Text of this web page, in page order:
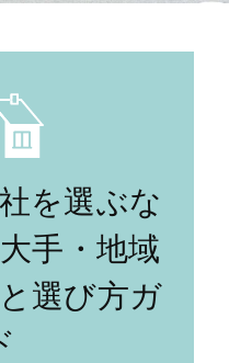
を選ぶな
手・地域
選び方ガ